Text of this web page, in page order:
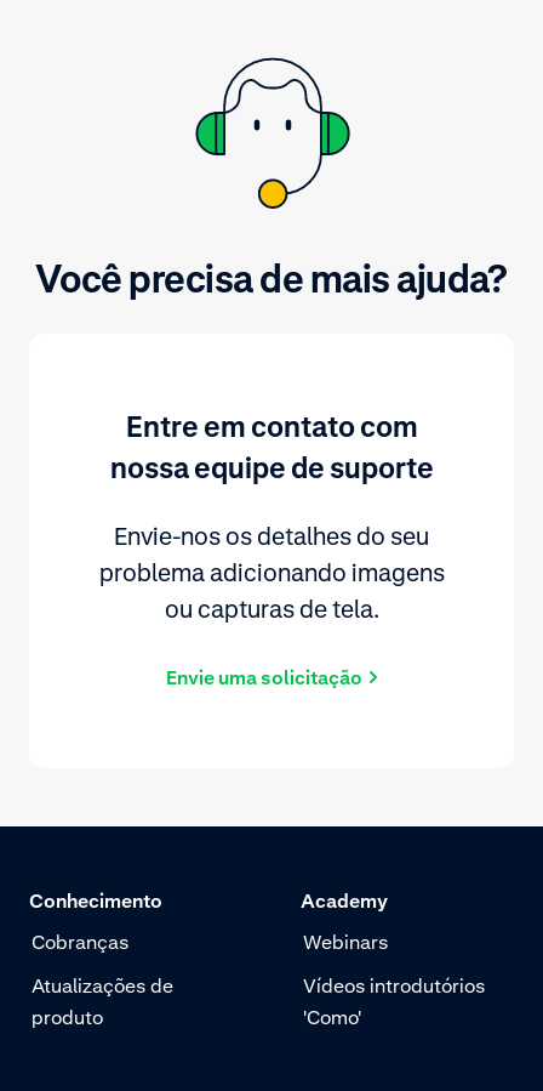
Você precisa de mais ajuda?
Entre em contato com
nossa equipe de suporte
Envie-nos os detalhes do seu
problema adicionando imagens
ou capturas de tela.
Envie uma solicitação
Conhecimento
Cobranças
Atualizações de
produto
Academy
Webinars
Vídeos introdutórios
'Como'